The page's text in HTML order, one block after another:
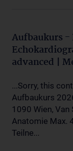
Aufbaukurs
advanced |
...Sorry, this
Aufbaukurs
1090 Wien,
Anatomie Max.
Teilne...